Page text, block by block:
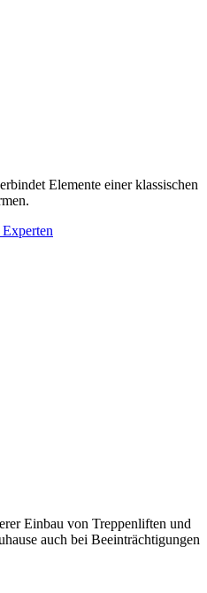
Elemente einer klassischen
Einbau von Treppenliften und
auch bei Beeinträchtigungen